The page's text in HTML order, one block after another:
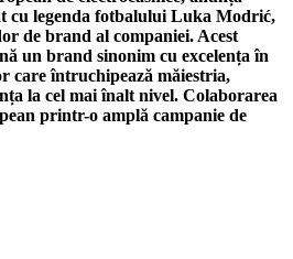
cu legenda fotbalului Luka Modrić,
de brand al companiei. Acest
un brand sinonim cu excelența în
care întruchipează măiestria,
la cel mai înalt nivel. Colaborarea
printr-o amplă campanie de